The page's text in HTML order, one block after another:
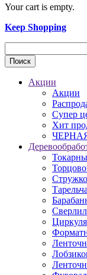
Your cart is empty.
Keep Shopping
Акции
Акции
Супер
Хит